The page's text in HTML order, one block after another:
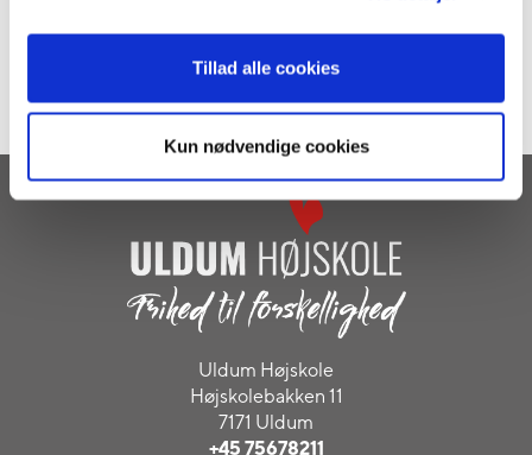
Tillad alle cookies
Kun nødvendige cookies
Uldum Højskole
Højskolebakken 11
7171 Uldum
+45 75678211